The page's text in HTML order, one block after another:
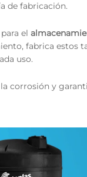
de fabricación.
el
fabrica estos
uso.
corrosión y